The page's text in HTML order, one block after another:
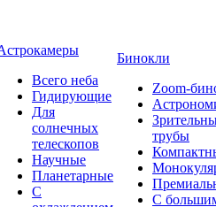
Всего неба
Гидирующие
Для
солнечных
телескопов
Научные
Планетарные
С
Бинокли
Zoom-
трубы
С